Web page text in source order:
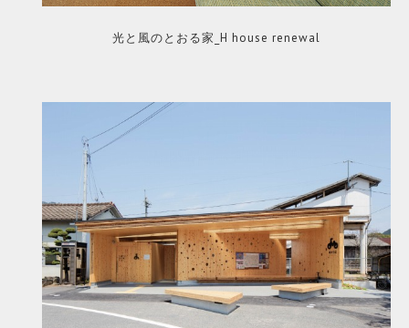
光と風のとおる家_H house renewal